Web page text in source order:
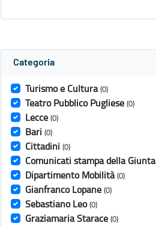
Categoria
Turismo e Cultura (0)
Teatro Pubblico Pugliese (0)
Lecce (0)
Bari (0)
Cittadini (0)
Comunicati stampa della Giunta
Dipartimento Mobilità (0)
Gianfranco Lopane (0)
Sebastiano Leo (0)
Graziamaria Starace (0)